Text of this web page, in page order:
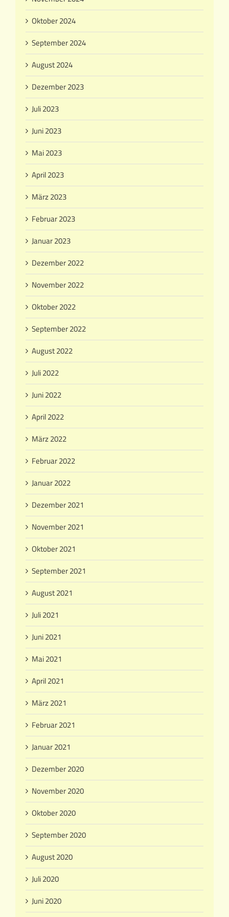
Oktober 2024
September 2024
August 2024
Dezember 2023
Juli 2023
Juni 2023
Mai 2023
April 2023
März 2023
Februar 2023
Januar 2023
Dezember 2022
November 2022
Oktober 2022
September 2022
August 2022
Juli 2022
Juni 2022
April 2022
März 2022
Februar 2022
Januar 2022
Dezember 2021
November 2021
Oktober 2021
September 2021
August 2021
Juli 2021
Juni 2021
Mai 2021
April 2021
März 2021
Februar 2021
Januar 2021
Dezember 2020
November 2020
Oktober 2020
September 2020
August 2020
Juli 2020
Juni 2020